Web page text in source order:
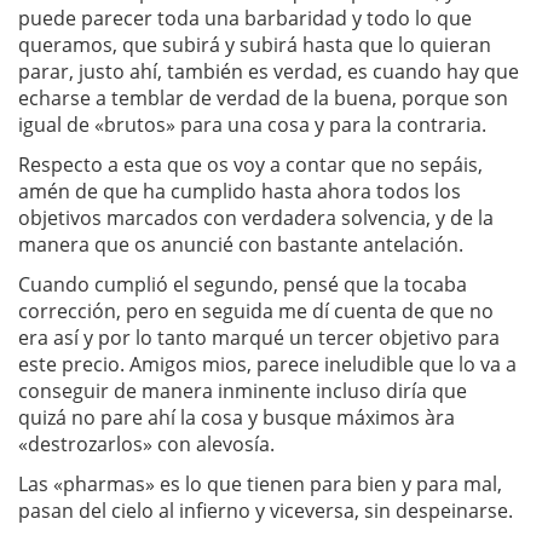
puede parecer toda una barbaridad y todo lo que
queramos, que subirá y subirá hasta que lo quieran
parar, justo ahí, también es verdad, es cuando hay que
echarse a temblar de verdad de la buena, porque son
igual de «brutos» para una cosa y para la contraria.
Respecto a esta que os voy a contar que no sepáis,
amén de que ha cumplido hasta ahora todos los
objetivos marcados con verdadera solvencia, y de la
manera que os anuncié con bastante antelación.
Cuando cumplió el segundo, pensé que la tocaba
corrección, pero en seguida me dí cuenta de que no
era así y por lo tanto marqué un tercer objetivo para
este precio. Amigos mios, parece ineludible que lo va a
conseguir de manera inminente incluso diría que
quizá no pare ahí la cosa y busque máximos àra
«destrozarlos» con alevosía.
Las «pharmas» es lo que tienen para bien y para mal,
pasan del cielo al infierno y viceversa, sin despeinarse.